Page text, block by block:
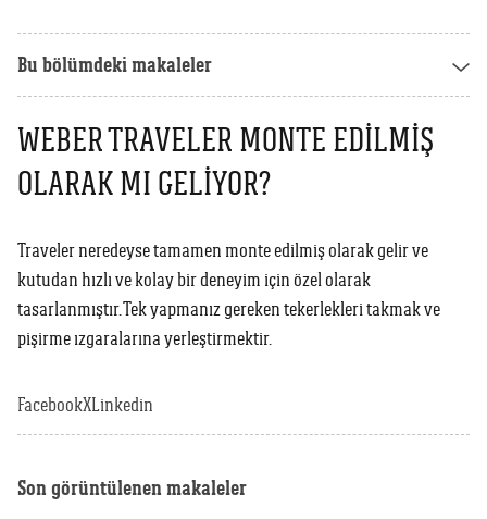
Ranch
Tüm Kömürlü Barbeküleri Görüntüle
Kılıflar
Ekipmanlar
Akıllı Cihazlar
Grill Akademi
Katalog
Mağaza Bulucu
Bu bölümdeki makaleler
WEBER TRAVELER MONTE EDILMIŞ
OLARAK MI GELIYOR?
Traveler neredeyse tamamen monte edilmiş olarak gelir ve
kutudan hızlı ve kolay bir deneyim için özel olarak
tasarlanmıştır. Tek yapmanız gereken tekerlekleri takmak ve
pişirme ızgaralarına yerleştirmektir.
FacebookXLinkedin
Son görüntülenen makaleler